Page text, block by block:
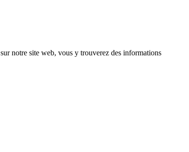
sur notre site web, vous y trouverez des informations